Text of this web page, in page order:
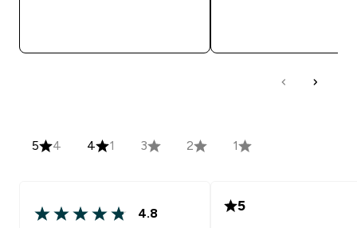
5 4 4 1 3 2 1
4.8 5